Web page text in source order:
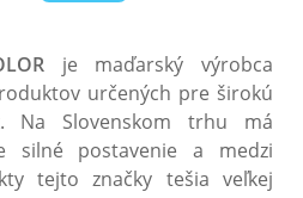
je maďarský výrobca
určených pre širokú
Na Slovenskom trhu má
silné postavenie a medzi
tejto značky tešia veľkej